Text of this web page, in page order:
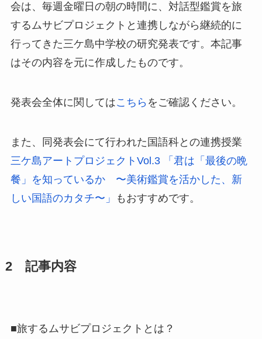
会は、毎週金曜日の朝の時間に、対話型鑑賞を旅
するムサビプロジェクトと連携しながら継続的に
行ってきた三ケ島中学校の研究発表です。本記事
はその内容を元に作成したものです。
発表会全体に関してはこちら をご確認ください。
また、同発表会にて行われた国語科との連携授業
三ケ島アートプロジェクトVol.3 「君は「最後の晩
餐」を知っているか 〜美術鑑賞を活かした、新
しい国語のカタチ〜」
もおすすめです。
2 記事内容
■旅するムサビプロジェクトとは？